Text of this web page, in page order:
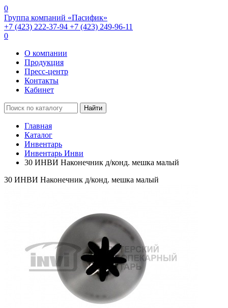
0
Группа компаний «Пасифик»
+7 (423) 222-37-94 +7 (423) 249-96-11
0
О компании
Продукция
Пресс-центр
Контакты
Кабинет
Найти
Главная
Каталог
Инвентарь
Инвентарь Инви
30 ИНВИ Наконечник д/конд. мешка малый
30 ИНВИ Наконечник д/конд. мешка малый